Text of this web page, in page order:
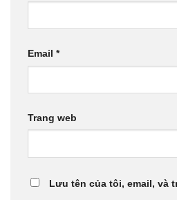
Email *
Trang web
Lưu tên của tôi, email, và